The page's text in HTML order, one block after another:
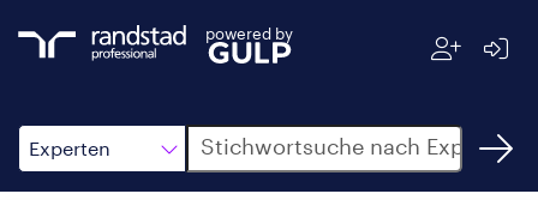
powered by
Experten
Suche